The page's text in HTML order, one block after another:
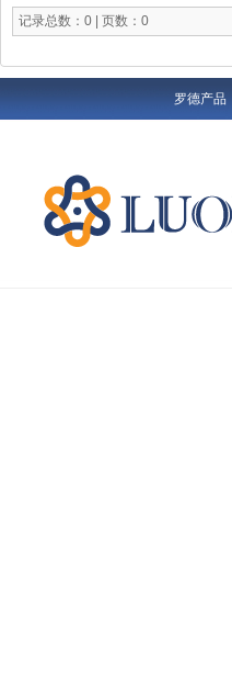
记录总数：0 | 页数：0
罗德产品